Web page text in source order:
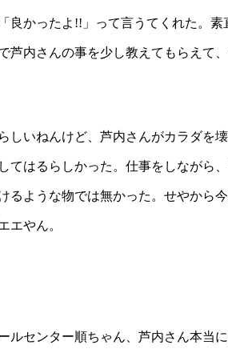
かったよ!!」って言うてくれた。
芦内さんの事を少し教えてもらえて
いねんけど、芦内さんがカラダを
てはるらしかった。仕事をしながら
るような物では無かった。せやから
エやん。
センター順ちゃん、芦内さん本当に